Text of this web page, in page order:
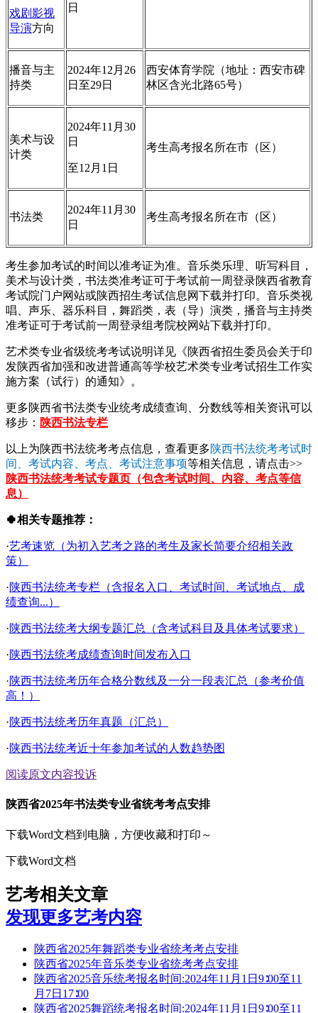
戏剧影视
导演方向
日
播音与主
持类
2024年12月26
日至29日
西安体育学院（地址：西安市碑
林区含光北路65号）
美术与设
计类
2024年11月30
日
至12月1日
考生高考报名所在市（区）
书法类
2024年11月30
日
考生高考报名所在市（区）
考生参加考试的时间以准考证为准。音乐类乐理、听写科目，
美术与设计类，书法类准考证可于考试前一周登录陕西省教育
考试院门户网站或陕西招生考试信息网下载并打印。音乐类视
唱、声乐、器乐科目，舞蹈类，表（导）演类，播音与主持类
准考证可于考试前一周登录组考院校网站下载并打印。
艺术类专业省级统考考试说明详见《陕西省招生委员会关于印
发陕西省加强和改进普通高等学校艺术类专业考试招生工作实
施方案（试行）的通知》。
更多陕西省书法类专业统考成绩查询、分数线等相关资讯可以
移步： 陕西书法专栏
以上为陕西书法统考考点信息，查看更多陕西书法统考考试时
间、考试内容、考点、考试注意事项等相关信息，请点击>>
陕西书法统考考试专题页（包含考试时间、内容、考点等信
息）
🍀相关专题推荐：
·艺考速览（为初入艺考之路的考生及家长简要介绍相关政
策）
·陕西书法统考专栏（含报名入口、考试时间、考试地点、成
绩查询...）
·陕西书法统考大纲专题汇总（含考试科目及具体考试要求）
·陕西书法统考成绩查询时间发布入口
·陕西书法统考历年合格分数线及一分一段表汇总（参考价值
高！）
·陕西书法统考历年真题（汇总）
·陕西书法统考近十年参加考试的人数趋势图
阅读原文内容投诉
陕西省2025年书法类专业省统考考点安排
下载Word文档到电脑，方便收藏和打印～
下载Word文档
艺考相关文章
发现更多艺考内容
陕西省2025年舞蹈类专业省统考考点安排
陕西省2025年音乐类专业省统考考点安排
陕西省2025音乐统考报名时间:2024年11月1日9∶00至11
月7日17∶00
陕西省2025舞蹈统考报名时间:2024年11月1日9∶00至11